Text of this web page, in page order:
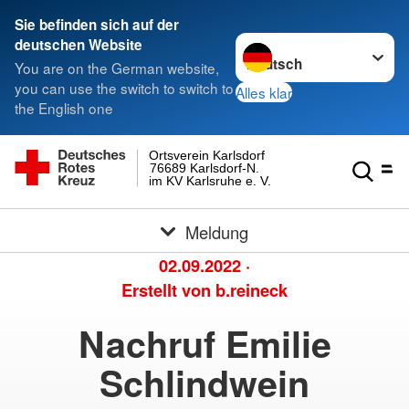
Sie befinden sich auf der
deutschen Website
You are on the German website,
you can use the switch to switch to
the English one
Sprache wechseln zu
Alles klar
im KV Karlsruhe e. V.
76689 Karlsdorf-N.
Ortsverein Karlsdorf
Meldung
02.09.2022 ·
Erstellt von b.reineck
Nachruf Emilie
Schlindwein